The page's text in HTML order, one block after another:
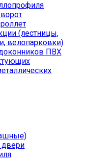
(лестницы,
велопарковки)
ПВХ
двери